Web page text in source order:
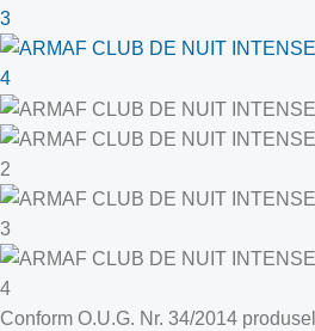
Conform O.U.G. Nr. 34/2014